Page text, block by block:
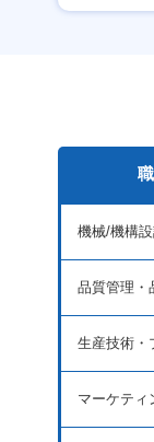
休日120日
機械/機構
品質管理・
生産技術・
マーケティ